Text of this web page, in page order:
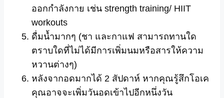
ออกกำลังกาย เช่น strength training/ HIIT
workouts
ดื่มน้ำมากๆ (ชา และกาแฟ สามารถทานใด
ตราบใดที่ไม่ได้มีการเพิ่มนมหรือสารให้ความ
หวานต่างๆ)
หลังจากอดมากได้ 2 สัปดาห์ หากคุณรู้สึกโอเค
คุณอาจจะเพิ่มวันอดเข้าไปอีกหนึ่งวัน